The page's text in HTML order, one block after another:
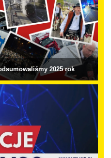
2025 rok